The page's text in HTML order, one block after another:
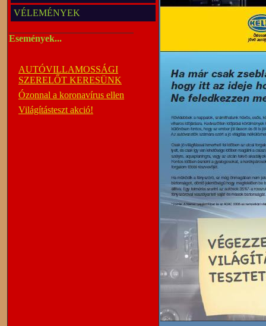
VÉLEMÉNYEK
Események...
AUTÓVILLAMOSSÁGI
SZERELŐT KERESÜNK
Ózonnal a koronavírus ellen
Világításteszt akció!